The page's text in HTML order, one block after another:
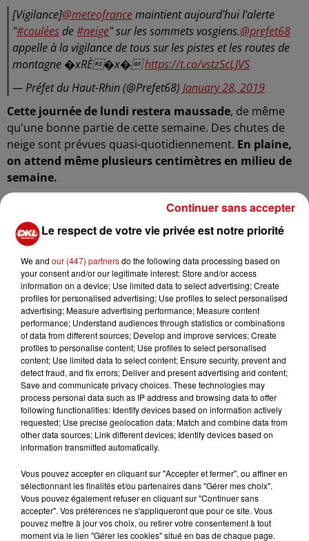
[Vigilance]@meteofrancemaintient aujourd'hui l'alerte
"#coulées de#neige" sur les sommets vosgiens.@prefet68
appelle à la vigilance de tous sur les pistes et les routes de
montagne �xRÈ�x� https://t.co/vstzScLJVS
— Préfet du Haut-Rhin (@Prefet68) January 28, 2019
Cette journée de lundi restera maussade, de même
qu'une bonne partie de cette semaine. Des chutes de
neige sont prévues quasi-quotidiennement. En plaine,
on attend même plusieurs centimètres en milieu de
semaine.
LE COL DE LA SCHLUCHT BLOQUÉ (10H20)
La circulation est difficile dans les cols, en témoigne cet
accident survenu en milieu de matinée dans le col de la
Schlucht. Un poids lourd s'et revnersé sur la D417, axe
qui chemine vers le sommet duu col de la Schlucht.
circulation est bloquée dans les deux sens à hauteur
de la bifurcation avec le Tanet.
Le respect de votre vie privée est notre priorité
We and our (447) partnersdo the following data processing based on
your consent and/or our legitimate interest: Store and/or access
information on a device; Use limited data to select advertising; Create
profiles for personalised advertising; Use profiles to select personalised
advertising; Measure advertising performance; Measure content
performance; Understand audiences through statistics or combinations
of data from different sources; Develop and improve services; Create
profiles to personalise content; Use profiles to select personalised
content; Use limited data to select content; Ensure security, prevent and
detect fraud, and fix errors; Deliver and present advertising and content;
Save and communicate privacy choices. These technologies may
process personal data such as IP address and browsing data to offer
following functionalities: Identify devices based on information actively
requested; Use precise geolocation data; Match and combine data from
other data sources; Link different devices; Identify devices based on
information transmitted automatically.
Vous pouvez accepter en cliquant sur "Accepter et fermer", ou affiner en
sélectionnant les finalités et/ou partenaires dans "Gérer mes choix".
Vous pouvez également refuser en cliquant sur "Continuer sans
accepter". Vos préférences ne s'appliqueront que pour ce site. Vous
pouvez mettre à jour vos choix, ou retirer votre consentement à tout
moment via le lien "Gérer les cookies" situé en bas de chaque page.
Continuer sans accepter